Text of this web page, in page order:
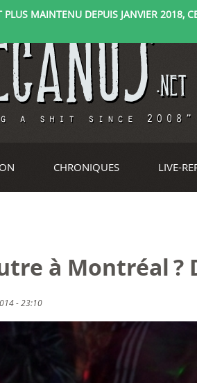
PLUS MAINTENU DEPUIS JANVIER 2018,
CHRONIQUES LIVE-
à Montréal ?
- 23:10